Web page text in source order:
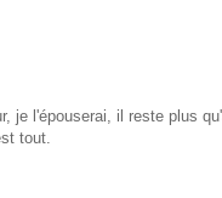
je l'épouserai, il reste plus
tout.